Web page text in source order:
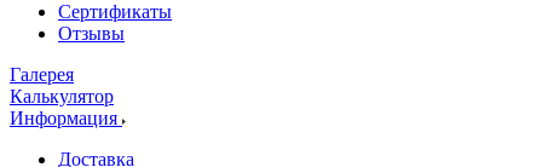
Сертификаты
Отзывы
Галерея
Калькулятор
Информация
Доставка